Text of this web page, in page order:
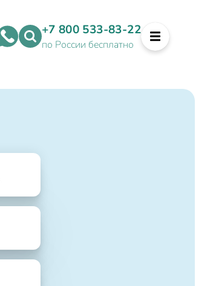
+7 800 533-83-22
по России бесплатно